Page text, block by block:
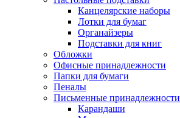
Канцелярские наборы
Лотки для бумаг
Органайзеры
Подставки для книг
Обложки
Офисные принадлежности
Папки для бумаги
Пеналы
Письменные принадлежности
Карандаши